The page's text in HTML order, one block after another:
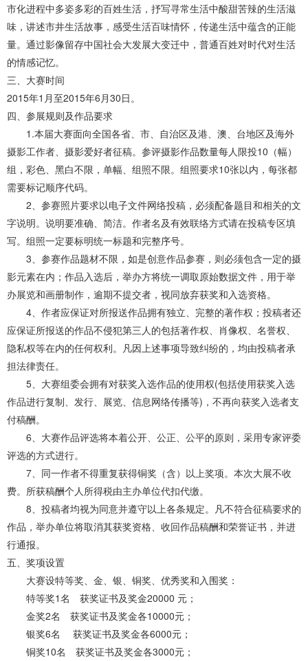
市化进程中多姿多彩的百姓生活，抒写寻常生活中酸甜苦辣的生活滋
味，讲述市井生活故事，感受生活百味情怀，传递生活中蕴含的正能
量。通过影像留存中国社会大发展大变迁中，普通百姓对时代对生活
的情感记忆。
三、大赛时间
2015年1月至2015年6月30日。
四、参展规则及作品要求
1.本届大赛面向全国各省、市、自治区及港、澳、台地区及海外
摄影工作者、摄影爱好者征稿。参评摄影作品数量每人限投10（幅）
组，彩色、黑白不限，单幅、组照不限。组照要求10张以内，每张都
需要标记顺序代码。
2、参赛照片要求以电子文件网络投稿，必须配备题目和相关的文
字说明。说明要准确、简洁。作者名及有效联络方式请在投稿专区填
写。组照一定要标明统一标题和完整序号。
3、参赛作品题材不限，如是创意作品参赛，则必须包含一定的摄
影元素在内；作品入选后，举办方将统一调取原始数据文件，用于举
办展览和画册制作，逾期不提交者，视同放弃获奖和入选资格。
4、作者应保证对所报送作品拥有独立、完整的著作权；投稿者还
应保证所报送的作品不侵犯第三人的包括著作权、肖像权、名誉权、
隐私权等在内的任何权利。凡因上述事项导致纠纷的，均由投稿者承
担法律责任。
5、大赛组委会拥有对获奖入选作品的使用权(包括使用获奖入选
作品进行复制、发行、展览、信息网络传播等)，不再向获奖入选者支
付稿酬。
6、大赛作品评选将本着公开、公正、公平的原则，采用专家评委
评选的方式进行。
7、同一作者不得重复获得铜奖（含）以上奖项。本次大展不收
费。所获稿酬个人所得税由主办单位代扣代缴。
8、投稿者均视为同意并遵守以上各条规定。凡不符合征稿要求的
作品，举办单位将取消其获奖资格、收回作品稿酬和荣誉证书，并进
行通报。
五、奖项设置
大赛设特等奖、金、银、铜奖、优秀奖和入围奖：
特等奖1名 获奖证书及奖金20000 元；
金奖2名 获奖证书及奖金各10000元；
银奖6名 获奖证书及奖金各6000元；
铜奖10名 获奖证书及奖金各3000元；